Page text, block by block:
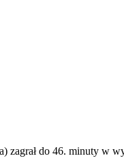
zagrał do 46. minuty w